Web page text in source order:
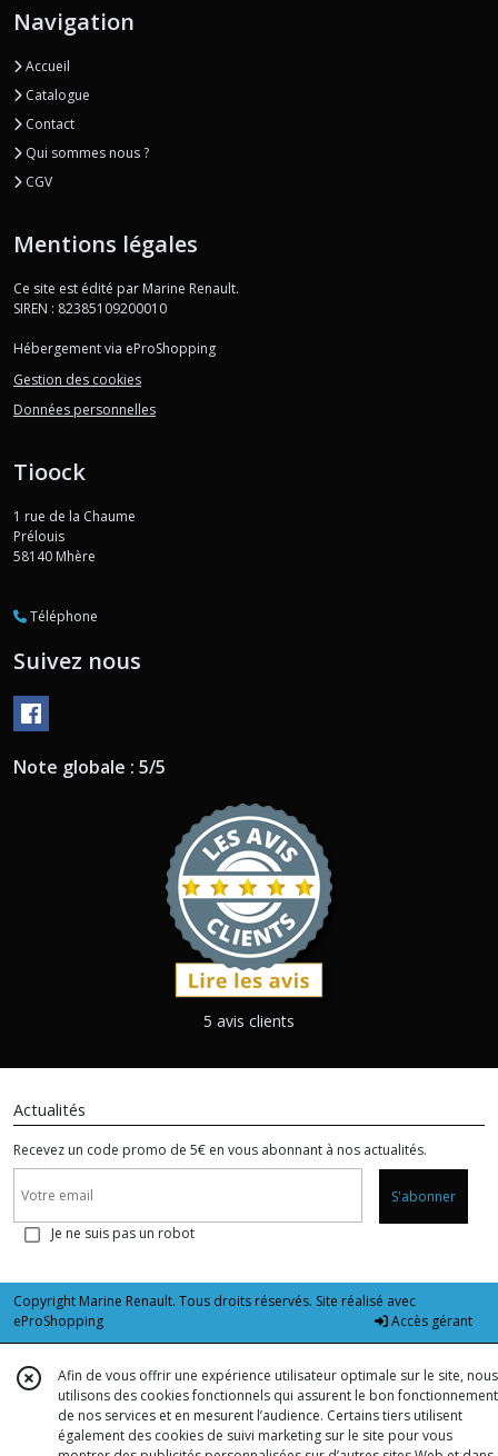
Navigation
Accueil
Catalogue
Contact
Qui sommes nous ?
CGV
Mentions légales
Ce site est édité par Marine Renault.
SIREN : 82385109200010
Hébergement via eProShopping
Gestion des cookies
Données personnelles
Tioock
1 rue de la Chaume
Prélouis
58140 Mhère
Téléphone
Suivez nous
Note globale : 5/5
5 avis clients
Actualités
Recevez un code promo de 5€ en vous abonnant à nos actualités.
S'abonner
Je ne suis pas un robot
Copyright Marine Renault. Tous droits réservés. Site réalisé avec
eProShopping
Accès gérant
Afin de vous offrir une expérience utilisateur optimale sur le site, nous
utilisons des cookies fonctionnels qui assurent le bon fonctionnement
de nos services et en mesurent l’audience. Certains tiers utilisent
également des cookies de suivi marketing sur le site pour vous